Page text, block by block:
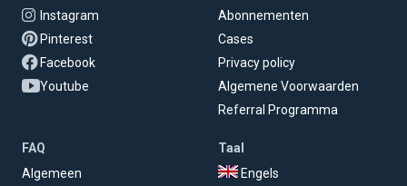
Instagram
Pinterest
Facebook
Youtube
Abonnementen
Cases
Privacy policy
Algemene Voorwaarden
Referral Programma
FAQ
Algemeen
Taal
Engels